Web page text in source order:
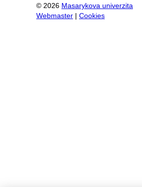
© 2026 Masarykova univerzita
Webmaster
Cookies